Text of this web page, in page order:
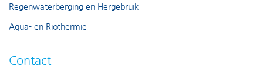
Regenwaterberging en Hergebruik
Aqua- en Riothermie
Contact